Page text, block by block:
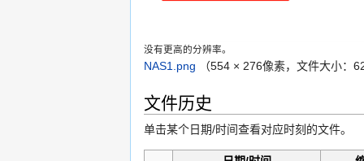
没有更高的分辨率。
NAS1.png （554 × 276像素，文件大小：
文件历史
单击某个日期/时间查看对应时刻的文件。